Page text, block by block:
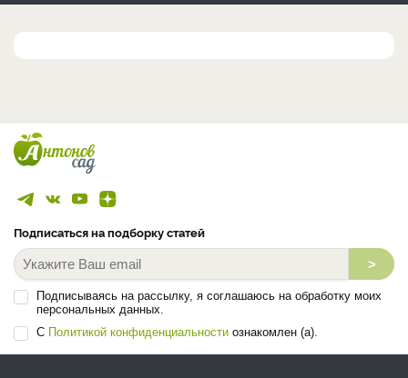
Подписаться на подборку статей
>
Подписываясь на рассылку, я соглашаюсь на обработку моих
персональных данных.
С Политикой конфиденциальности ознакомлен (а).